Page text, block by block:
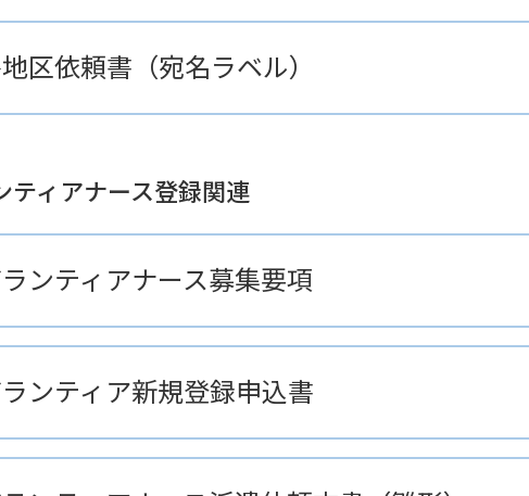
区依頼書（宛名ラベル）
ティアナース登録関連
ンティアナース募集要項
ンティア新規登録申込書